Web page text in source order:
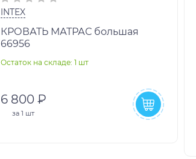
INTEX
КРОВАТЬ МАТРАС большая
66956
Остаток на складе: 1 шт
6 800 ₽
за 1 шт